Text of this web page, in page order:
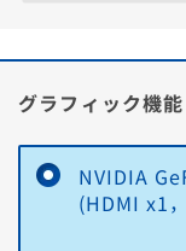
グラフィック機能
NVIDIA
(HDMI x1